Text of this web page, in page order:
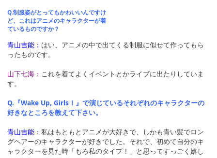
Q.制服姿がとってもかわいいんですけ
ど、これはアニメのキャラクターが着
ているものですか？
青山吉能： はい、アニメの中で出てくる制服に似せて作ってもら
ったものです。
山下七海： これを着てよくイベントとかライブに出たりしていま
す。
Q.『Wake Up, Girls！』で演じているそれぞれのキャラクターの
好きなところを教えて下さい。
青山吉能： 私はもともとアニメが大好きで、しかも青い髪でロン
グヘアーのキャラクターが好きでした。それで、初めて自分のキ
ャラクターを見た時「もろ私のタイプ！」と思ってすっごく嬉し